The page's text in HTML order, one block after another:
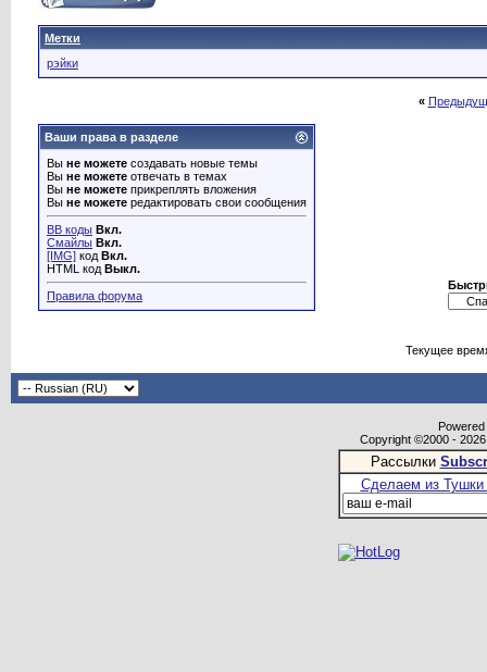
Метки
рэйки
«
Ваши права в разделе
Вы не можете создавать новые темы
Вы не можете отвечать в темах
Вы не можете прикреплять вложения
Вы не можете редактировать свои сообщения
BB коды Вкл.
Смайлы Вкл.
[IMG] код Вкл.
HTML код Выкл.
Правила форума
Текущее
Copyright ©2000 -
Рассылки
Сделаем из Тушки